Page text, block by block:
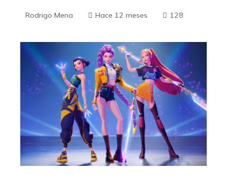
Rodrigo Mena Hace 12 meses 128